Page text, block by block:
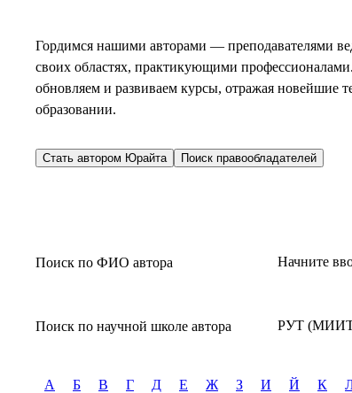
Гордимся нашими авторами — преподавателями
своих областях, практикующими
обновляем и развиваем курсы, отражая новейшие
образовании.
Стать автором Юрайта Поиск правообладателей
Поиск по ФИО автора Начните
Поиск по научной школе автора РУТ (МИИТ)
А Б В Г Д Е Ж З И Й К